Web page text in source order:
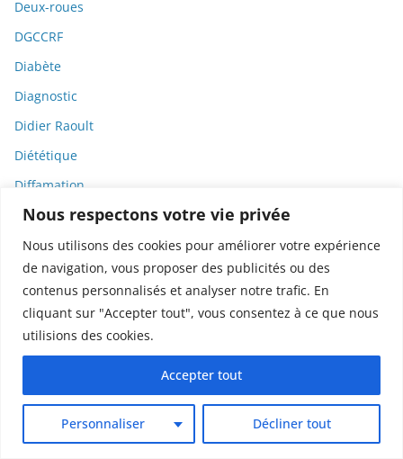
Nous respectons votre vie privée
Nous utilisons des cookies pour améliorer votre expérience
de navigation, vous proposer des publicités ou des
contenus personnalisés et analyser notre trafic. En
cliquant sur "Accepter tout", vous consentez à ce que nous
utilisions des cookies.
Personnaliser Décliner tout
Accepter tout
Deux-roues
DGCCRF
Diabète
Diagnostic
Didier Raoult
Diététique
Diffamation
Dignité
Diplomatie
Dispositifs médicaux
Dlct
Doctolib
DODGE
Donald Trump